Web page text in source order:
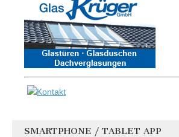
SMARTPHONE / TABLET APP